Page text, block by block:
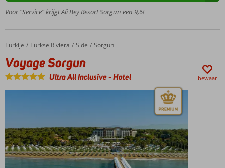
restaurants
met
voor
jong en
oud
Voor “Service” krijgt Ali Bey Resort Sorgun een 9,6!
Home
Turkije Turkse Riviera Side Sorgun
Voyage Sorgun
Voyage Sorgun
Ultra All Inclusive-Hotel bewaar